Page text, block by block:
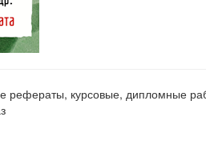
рефераты, курсовые, дипломные